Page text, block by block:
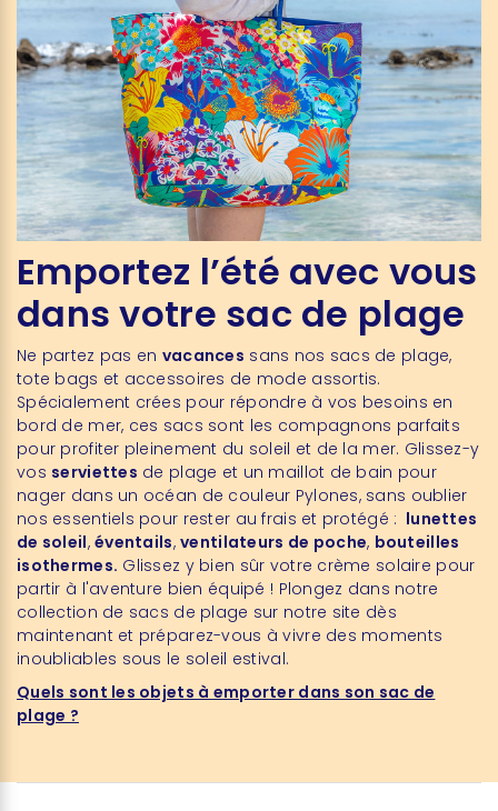
Emportez l’été avec vous
dans votre sac de plage
Ne partez pas en vacances sans nos sacs de plage,
tote bags et accessoires de mode assortis.
Spécialement crées pour répondre à vos besoins en
bord de mer, ces sacs sont les compagnons parfaits
pour profiter pleinement du soleil et de la mer. Glissez-y
vos serviettes de plage et un maillot de bain pour
nager dans un océan de couleur Pylones, sans oublier
nos essentiels pour rester au frais et protégé : lunettes
de soleil,éventails,ventilateurs de poche, bouteilles
isothermes. Glissez y bien sûr votre crème solaire pour
partir à l'aventure bien équipé ! Plongez dans notre
collection de sacs de plage sur notre site dès
maintenant et préparez-vous à vivre des moments
inoubliables sous le soleil estival.
Quels sont les objets à emporter dans son sac de
plage ?